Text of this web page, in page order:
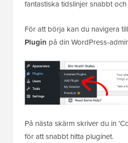
fantastiska tidslinjer snabbt
För att börja kan du navigera till
Plugin på din WordPress-
På nästa skärm skriver du in
för att snabbt hitta pluginet.